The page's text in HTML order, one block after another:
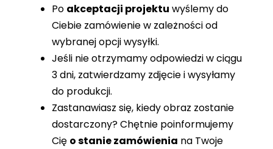
Po akceptacji projektu wyślemy do
Ciebie zamówienie w zależności od
wybranej opcji wysyłki.
Jeśli nie otrzymamy odpowiedzi w ciągu
3 dni, zatwierdzamy zdjęcie i wysyłamy
do produkcji.
Zastanawiasz się, kiedy obraz zostanie
dostarczony? Chętnie poinformujemy
Cię o stanie zamówienia na Twoje